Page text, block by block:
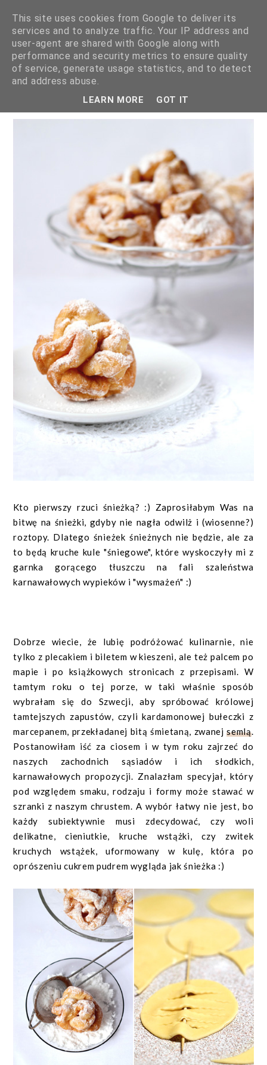
KULE ŚNIEGOWE (SCHNEEBALLEN)
6 lutego 2011
Kto pierwszy rzuci śnieżką? :) Zaprosiłabym Was na
bitwę na śnieżki, gdyby nie nagła odwilż i (wiosenne?)
roztopy. Dlatego śnieżek śnieżnych nie będzie, ale za
to będą kruche kule "śniegowe", które wyskoczyły mi z
garnka gorącego tłuszczu na fali szaleństwa
karnawałowych wypieków i "wysmażeń" :)
Dobrze wiecie, że lubię podróżować kulinarnie, nie
tylko z plecakiem i biletem w kieszeni, ale też palcem po
mapie i po książkowych stronicach z przepisami. W
tamtym roku o tej porze, w taki właśnie sposób
wybrałam się do Szwecji, aby spróbować królowej
tamtejszych zapustów, czyli kardamonowej bułeczki z
marcepanem, przekładanej bitą śmietaną, zwanejsemlą.
Postanowiłam iść za ciosem i w tym roku zajrzeć do
naszych zachodnich sąsiadów i ich słodkich,
karnawałowych propozycji. Znalazłam specyjał, który
pod względem smaku, rodzaju i formy może stawać w
szranki z naszym chrustem. A wybór łatwy nie jest, bo
każdy subiektywnie musi zdecydować, czy woli
delikatne, cieniutkie, kruche wstążki, czy zwitek
kruchych wstążek, uformowany w kulę, która po
oprószeniu cukrem pudrem wygląda jak śnieżka :)
This site uses cookies from Google to deliver its
services and to analyze traffic. Your IP address and
user-agent are shared with Google along with
performance and security metrics to ensure quality
of service, generate usage statistics, and to detect
and address abuse.
LEARN MORE GOT IT